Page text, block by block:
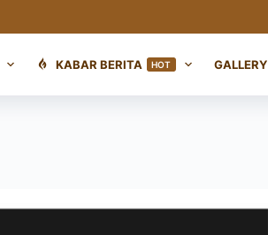
KABAR BERITA HOT GALLERY